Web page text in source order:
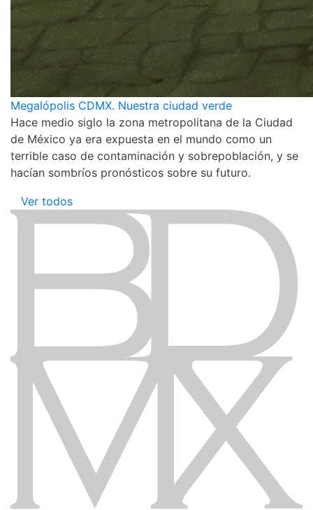
Megalópolis CDMX. Nuestra ciudad verde
Hace medio siglo la zona metropolitana de la Ciudad
de México ya era expuesta en el mundo como un
terrible caso de contaminación y sobrepoblación, y se
hacían sombríos pronósticos sobre su futuro.
Ver todos